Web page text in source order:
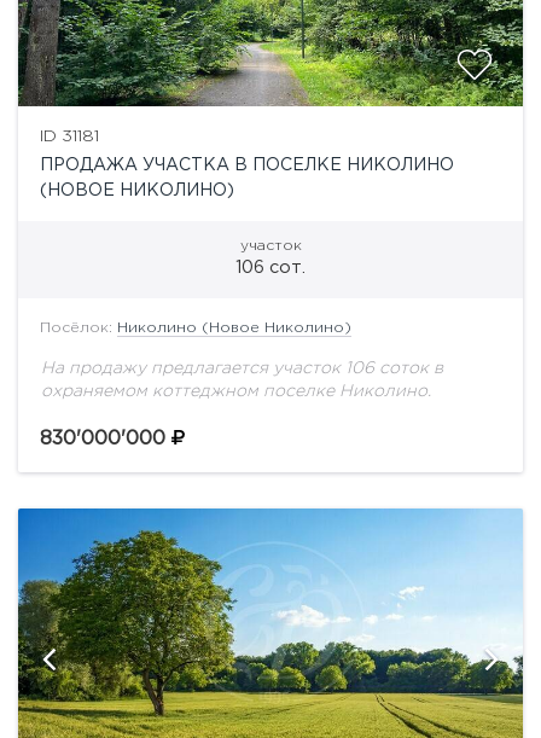
ID 31181
ПРОДАЖА УЧАСТКА В ПОСЕЛКЕ НИКОЛИНО
(НОВОЕ НИКОЛИНО)
участок
106 сот.
Посёлок: Николино (Новое Николино)
На продажу предлагается участок 106 соток в
охраняемом коттеджном поселке Николино.
830'000'000